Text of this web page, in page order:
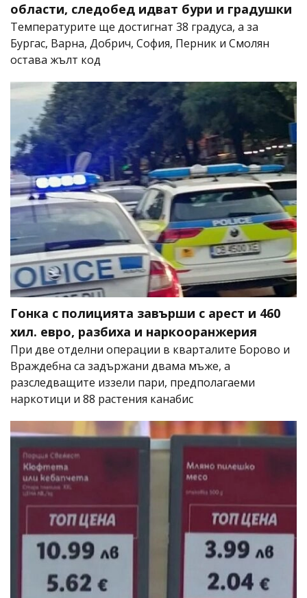
области, следобед идват бури и градушки
Температурите ще достигнат 38 градуса, а за
Бургас, Варна, Добрич, София, Перник и Смолян
остава жълт код
Гонка с полицията завърши с арест и 460
хил. евро, разбиха и наркооранжерия
При две отделни операции в кварталите Борово и
Враждебна са задържани двама мъже, а
разследващите иззели пари, предполагаеми
наркотици и 88 растения канабис